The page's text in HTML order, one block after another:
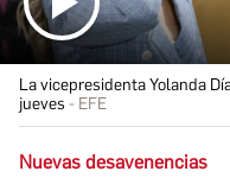
La vicepresidenta Yolanda
jueves
EFE
Nuevas desavenencias